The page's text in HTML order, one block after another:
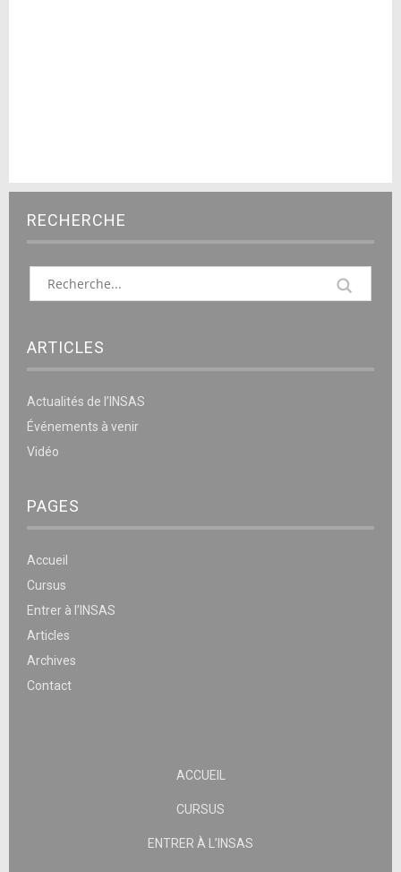
RECHERCHE
ARTICLES
Actualités de l’INSAS
Événements à venir
Vidéo
PAGES
Accueil
Cursus
Entrer à l’INSAS
Articles
Archives
Contact
ACCUEIL
CURSUS
ENTRER À L’INSAS